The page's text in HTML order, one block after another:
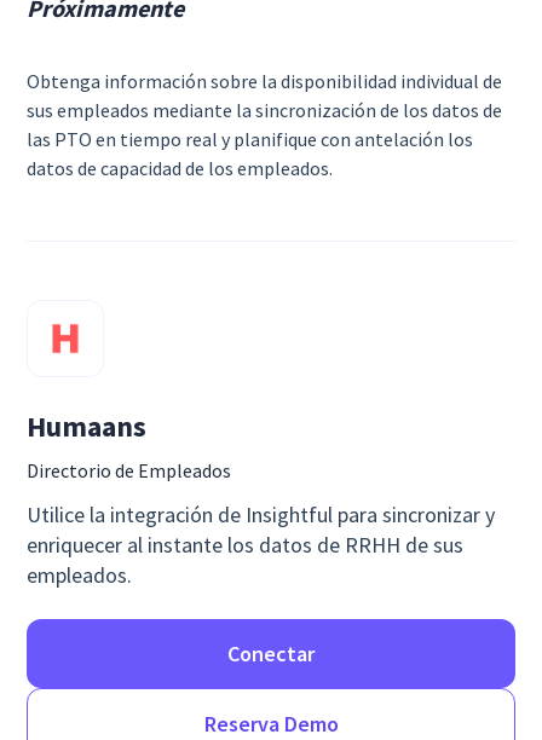
Próximamente
Obtenga información sobre la disponibilidad individual de
sus empleados mediante la sincronización de los datos de
las PTO en tiempo real y planifique con antelación los
datos de capacidad de los empleados.
Humaans
Directorio de Empleados
Utilice la integración de Insightful para sincronizar y
enriquecer al instante los datos de RRHH de sus
empleados.
Conectar
Reserva Demo